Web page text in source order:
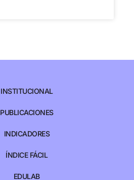
INSTITUCIONAL
PUBLICACIONES
INDICADORES
ÍNDICE FÁCIL
EDULAB